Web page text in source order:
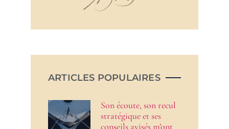
ARTICLES POPULAIRES
Son écoute, son recul
stratégique et ses
conseils avisés m’ont